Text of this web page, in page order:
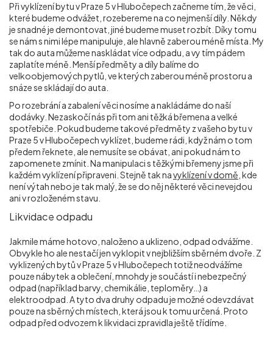
Při vyklízení bytu v Praze 5 v Hlubočepech začneme tím, že věci,
které budeme odvážet, rozebereme na co nejmenší díly. Někdy
je snadné je demontovat, jiné budeme muset rozbít. Díky tomu
se nám s nimi lépe manipuluje, ale hlavně zaberou méně místa. My
tak do auta můžeme naskládat více odpadu, a vy tím pádem
zaplatíte méně. Menší předměty a díly balíme do
velkoobjemových pytlů, ve kterých zaberou méně prostoru a
snáze se skládají do auta.
Po rozebrání a zabalení věci nosíme a nakládáme do naší
dodávky. Nezaskočí nás při tom ani těžká břemena a velké
spotřebiče. Pokud budeme takové předměty z vašeho bytu v
Praze 5 v Hlubočepech vyklízet, budeme rádi, když nám o tom
předem řeknete, ale nemusíte se obávat, ani pokud nám to
zapomenete zmínit. Na manipulaci s těžkými břemeny jsme při
každém vyklízení připraveni. Stejně tak navyklízení v domě , kde
není výtah nebo je tak malý, že se do něj některé věci nevejdou
ani v rozloženém stavu.
Likvidace odpadu
Jakmile máme hotovo, naloženo a uklizeno, odpad odvážíme.
Obvykle ho ale nestačí jen vyklopit v nejbližším sběrném dvoře. Z
vyklizených bytů v Praze 5 v Hlubočepech totiž neodvážíme
pouze nábytek a oblečení, mnohdy je součástí i nebezpečný
odpad (například barvy, chemikálie, teploměry…) a
elektroodpad. A tyto dva druhy odpadu je možné odevzdávat
pouze na sběrných místech, která jsou k tomu určená. Proto
odpad před odvozem k likvidaci zpravidla ještě třídíme.